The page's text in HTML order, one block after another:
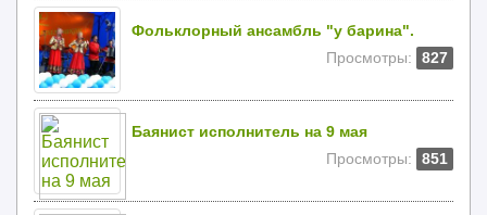
Фольклорный ансамбль "у барина".
Просмотры:
827
Баянист исполнитель на 9 мая
Просмотры:
851